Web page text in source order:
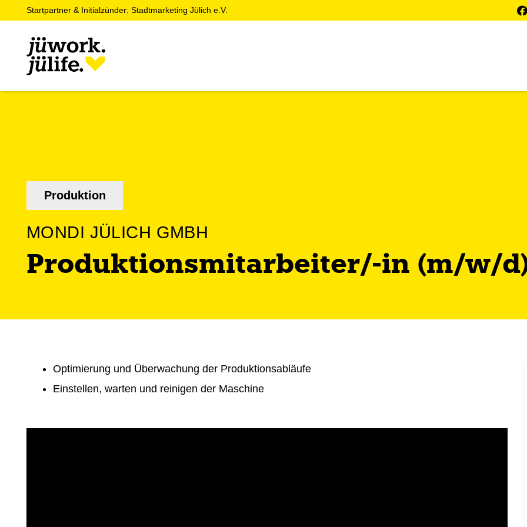
Startpartner & Initialzünder: Stadtmarketing Jülich e.V.
Produktion
MONDI JÜLICH GMBH
Produktionsmitarbeiter/-in (m/w/
Optimierung und Überwachung der Produktionsabläufe
Einstellen, warten und reinigen der Maschine